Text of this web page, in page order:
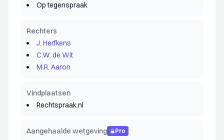
Op tegenspraak
Rechters
J. Herfkens
C.W. de Wit
M.R. Aaron
Vindplaatsen
Rechtspraak.nl
Aangehaalde wetgeving
Pro